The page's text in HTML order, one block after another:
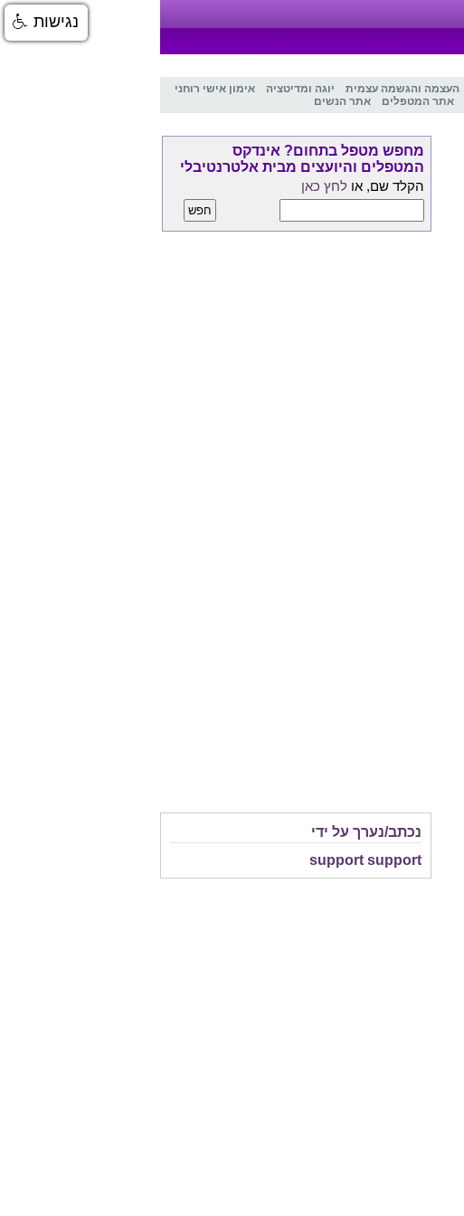
העצמה והגשמה עצמית יוגה ומדיטציה
אימון אישי רוחני
אתר המטפלים אתר הנשים
מחפש מטפל בתחום? אינדקס
המטפלים והיועצים מבית אלטרנטיבלי
הקלד שם, או לחץ כאן
נכתב/נערך על ידי
support support
נגישות